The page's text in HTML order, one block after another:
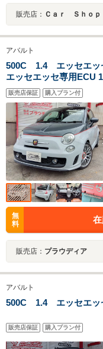
販売店： Ｃａｒ Ｓｈｏ
アバルト
500C 1.4 エッセエッ
エッセエッセ専用ECU
ト 社外HDDナビ DTV
ウンスプリング パーク
販売店保証 購入プラン付
無
料
販売店： プラウディア
アバルト
500C 1.4 エッセエッ
販売店保証 購入プラン付